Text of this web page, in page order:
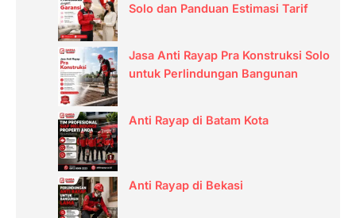
Solo dan Panduan Estimasi Tarif
Jasa Anti Rayap Pra Konstruksi Solo
untuk Perlindungan Bangunan
Anti Rayap di Batam Kota
Anti Rayap di Bekasi